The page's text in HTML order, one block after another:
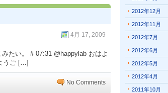
4月 17, 2009
たい。 # 07:31 @happylab おはよ
うご […]
No Comments
2012年12月
2012年11月
2012年7月
2012年6月
2012年5月
2012年4月
2011年10月